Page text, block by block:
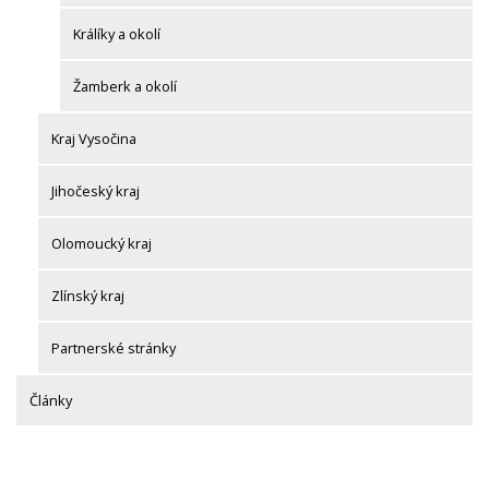
Králíky a okolí
Žamberk a okolí
Kraj Vysočina
Jihočeský kraj
Olomoucký kraj
Zlínský kraj
Partnerské stránky
Články